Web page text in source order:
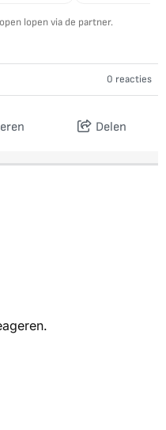
lopen via de partner.
0 reacties
Delen